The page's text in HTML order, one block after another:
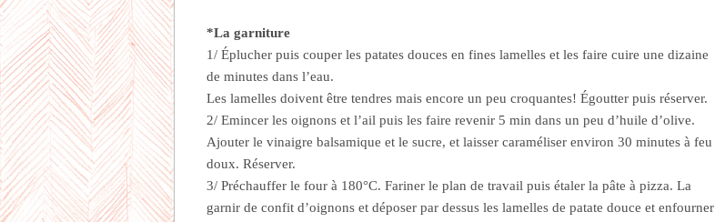
*La garniture
1/ Éplucher puis couper les patates douces en fines lamelles et les faire cuire une dizaine
de minutes dans l’eau.
Les lamelles doivent être tendres mais encore un peu croquantes! Égoutter puis réserver.
2/ Emincer les oignons et l’ail puis les faire revenir 5 min dans un peu d’huile d’olive.
Ajouter le vinaigre balsamique et le sucre, et laisser caraméliser environ 30 minutes à feu
doux. Réserver.
3/ Préchauffer le four à 180°C. Fariner le plan de travail puis étaler la pâte à pizza. La
garnir de confit d’oignons et déposer par dessus les lamelles de patate douce et enfourner